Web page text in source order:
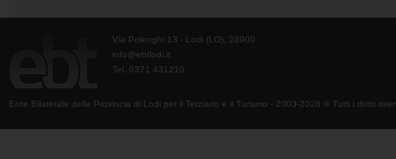
Via Polenghi 13 - Lodi (LO), 26900
info@ebtlodi.it
Tel. 0371 431210
Ente Bilaterale della Provincia di Lodi per il Terziario e il Turismo - 2003-2026 © Tutti i diritti